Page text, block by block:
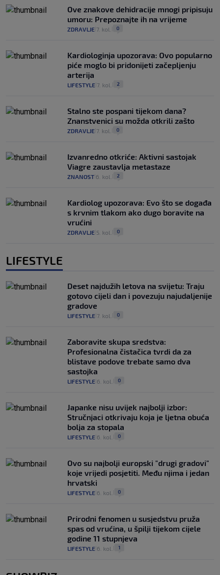
Ove znakove dehidracije mnogi pripisuju
umoru: Prepoznajte ih na vrijeme
ZDRAVLJE 7. kol. 0
Kardiologinja upozorava: Ovo popularno
piće moglo bi pridonijeti začepljenju
arterija
LIFESTYLE 7. kol. 2
Stalno ste pospani tijekom dana?
Znanstvenici su možda otkrili zašto
ZDRAVLJE 7. kol. 0
Izvanredno otkriće: Aktivni sastojak
Viagre zaustavlja metastaze
ZNANOST 6. kol. 2
Kardiolog upozorava: Evo što se događa
s krvnim tlakom ako dugo boravite na
vrućini
ZDRAVLJE 5. kol. 0
LIFESTYLE
Deset najdužih letova na svijetu: Traju
gotovo cijeli dan i povezuju najudaljenije
gradove
LIFESTYLE 7. kol. 0
Zaboravite skupa sredstva:
Profesionalna čistačica tvrdi da za
blistave podove trebate samo dva
sastojka
LIFESTYLE 6. kol. 0
Japanke nisu uvijek najbolji izbor:
Stručnjaci otkrivaju koja je ljetna obuća
bolja za stopala
LIFESTYLE 6. kol. 0
Ovo su najbolji europski "drugi gradovi"
koje vrijedi posjetiti. Među njima i jedan
hrvatski
LIFESTYLE 6. kol. 0
Prirodni fenomen u susjedstvu pruža
spas od vrućina, u špilji tijekom cijele
godine 11 stupnjeva
LIFESTYLE 6. kol. 1